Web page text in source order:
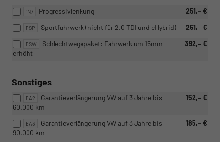
1N7 251,– €
Progressivlenkung
PSP 251,– €
Sportfahrwerk (nicht für 2.0 TDI und eHybrid)
PSW 392,– €
Schlechtwegepaket: Fahrwerk um 15mm
erhöht
Sonstiges
EA2 152,– €
Garantieverlängerung VW auf 3 Jahre bis
60.000 km
EA3 185,– €
Garantieverlängerung VW auf 3 Jahre bis
90.000 km